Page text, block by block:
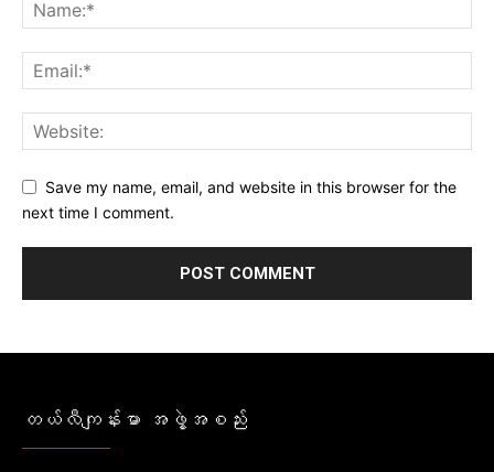
Save my name, email, and website in this browser for the
next time I comment.
တယ်လီကျန်းမာ အဖွဲ့အစည်း